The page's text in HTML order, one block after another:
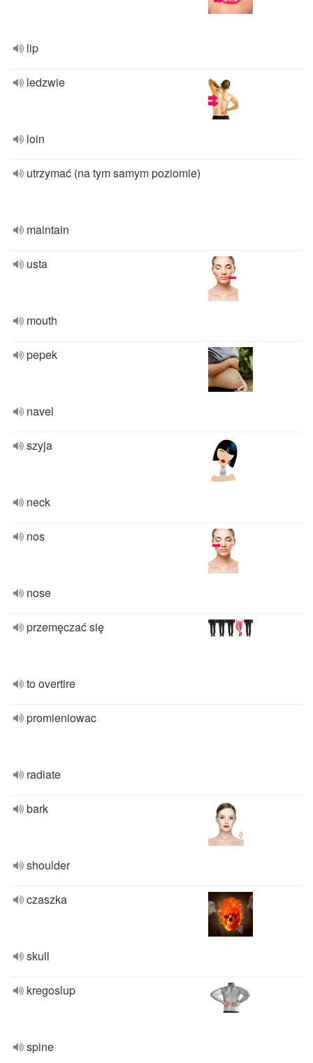
lip
ledzwie
loin
utrzymać (na tym samym poziomie)
maintain
usta
mouth
pepek
navel
szyja
neck
nos
nose
przemęczać się
to overtire
promieniowac
radiate
bark
shoulder
czaszka
skull
kregoslup
spine